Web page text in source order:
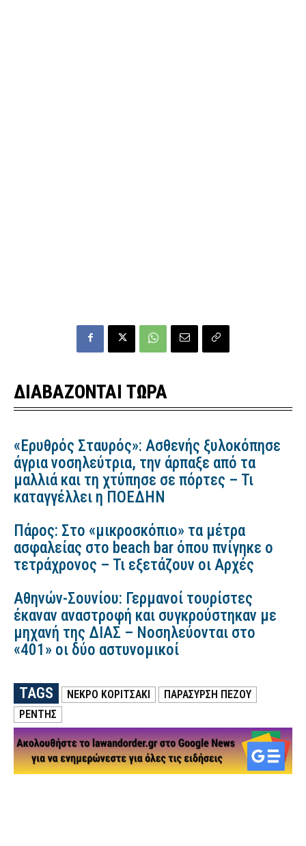
ΔΙΑΒΑΖΟΝΤΑΙ ΤΩΡΑ
«Ερυθρός Σταυρός»: Ασθενής ξυλοκόπησε
άγρια νοσηλεύτρια, την άρπαξε από τα
μαλλιά και τη χτύπησε σε πόρτες – Τι
καταγγέλλει η ΠΟΕΔΗΝ
Πάρος: Στο «μικροσκόπιο» τα μέτρα
ασφαλείας στο beach bar όπου πνίγηκε ο
τετράχρονος – Τι εξετάζουν οι Αρχές
Αθηνών-Σουνίου: Γερμανοί τουρίστες
έκαναν αναστροφή και συγκρούστηκαν με
μηχανή της ΔΙΑΣ – Νοσηλεύονται στο
«401» οι δύο αστυνομικοί
TAGS ΝΕΚΡΌ ΚΟΡΙΤΣΆΚΙ
ΠΑΡΑΣΥΡΣΗ ΠΕΖΟΥ
ΡΕΝΤΗΣ